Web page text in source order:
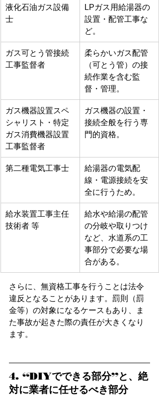
液化石油ガス設備
士
LPガス用給湯器の
設置・配管工事な
ど。
ガス可とう管接続
工事監督者
柔らかいガス配管
（可とう管）の接
続作業を含む監
督・管理。
ガス機器設置スペ
シャリスト・特定
ガス消費機器設置
工事監督者
ガス機器の設置・
接続全般を行う専
門的資格。
第二種電気工事士
給湯器の電気配
線・電源接続を安
全に行うため。
給水装置工事主任
技術者 等
給水や給湯の配管
の分岐や取りつけ
など、水道系の工
事部分で必要な場
合がある。
さらに、無資格工事を行うことは法令
違反となることがあります。罰則（罰
金等）の対象になるケースもあり、ま
た事故が起きた際の責任が大きくなり
ます。
4. “DIYでできる部分”と、絶
対に業者に任せるべき部分